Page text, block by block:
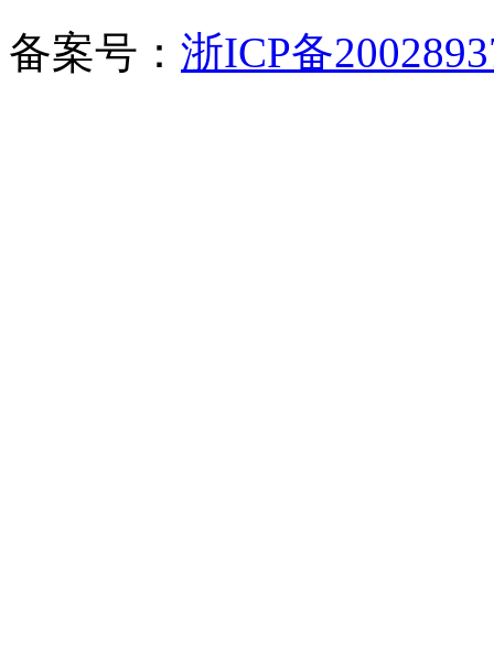
备案号： 浙ICP备